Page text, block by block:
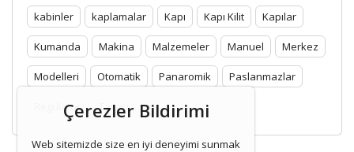
kabinler kaplamalar Kapı Kapı Kilit Kapılar
Kumanda Makina Malzemeler Manuel Merkez
Modelleri Otomatik Panaromik Paslanmazlar
Regülatör Tavan
Çerezler Bildirimi
Web sitemizde size en iyi deneyimi sunmak